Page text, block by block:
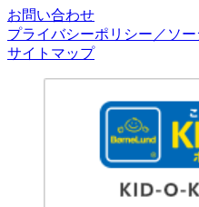
お問い合わせ
プライバシーポリシー／ソ
サイトマップ